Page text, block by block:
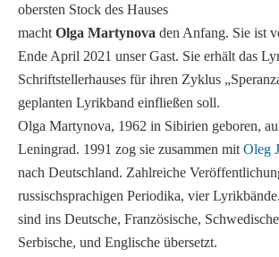
obersten Stock des Hauses
macht Olga Martynova den Anfang. Sie ist
Ende April 2021 unser Gast. Sie erhält das
Schriftstellerhauses für ihren Zyklus
geplanten Lyrikband einfließen soll.
Olga Martynova, 1962 in Sibirien geboren,
Leningrad. 1991 zog sie zusammen mit Oleg
nach Deutschland. Zahlreiche
russischsprachigen Periodika, vier
sind ins Deutsche, Französische,
Serbische, und Englische übersetzt.